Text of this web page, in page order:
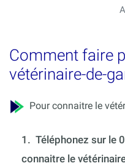
Comment faire
vétérinaire-de-
Pour connaitre le
1. Téléphonez sur le
connaitre le